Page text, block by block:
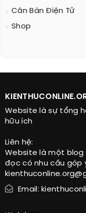
Cân Bàn Điện Tử
Shop
Website là sự tổng
hữu ích
Liên hệ:
Website là một blog
đọc có nhu cầu góp
Email: